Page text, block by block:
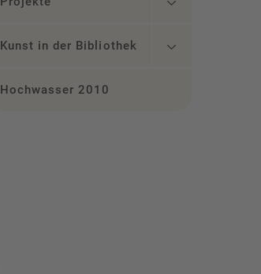
Kunst in der Bibliothek
Hochwasser 2010